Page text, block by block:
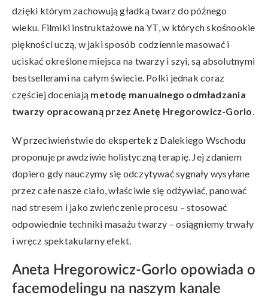
dzięki którym zachowują gładką twarz do późnego
wieku. Filmiki instruktażowe na YT, w których skośnookie
piękności uczą, w jaki sposób codziennie masować i
uciskać określone miejsca na twarzy i szyi, są absolutnymi
bestsellerami na całym świecie. Polki jednak coraz
częściej doceniają metodę manualnego odmładzania
twarzy opracowaną przez Anetę Hregorowicz-Gorlo.
W przeciwieństwie do ekspertek z Dalekiego Wschodu
proponuje prawdziwie holistyczną terapię. Jej zdaniem
dopiero gdy nauczymy się odczytywać sygnały wysyłane
przez całe nasze ciało, właściwie się odżywiać, panować
nad stresem i jako zwieńczenie procesu – stosować
odpowiednie techniki masażu twarzy – osiągniemy trwały
i wręcz spektakularny efekt.
Aneta Hregorowicz-Gorlo opowiada o
facemodelingu na naszym kanale